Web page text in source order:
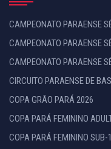
CAMPEONATO PARAENSE
CAMPEONATO PARAENSE
CAMPEONATO PARAENSE
CIRCUITO PARAENSE DE
COPA GRÃO PARÁ 2026
COPA PARÁ FEMININO
COPA PARÁ FEMININO SUB-